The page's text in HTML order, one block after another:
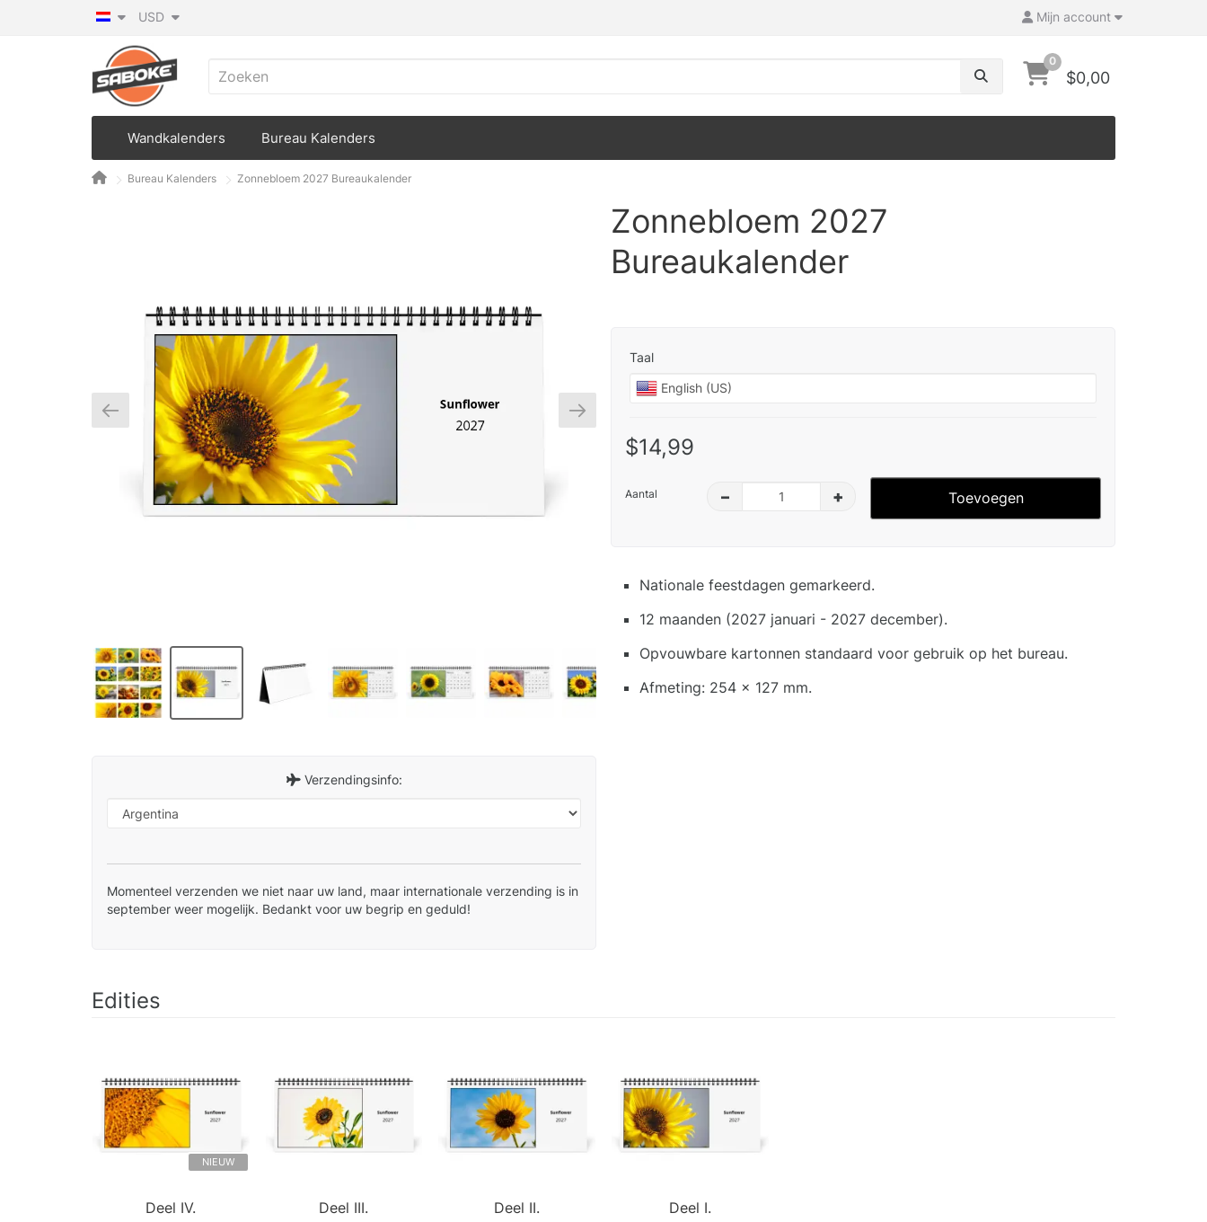
Mijn account
USD
0
$0,00
Wandkalenders Bureau Kalenders
Bureau Kalenders Zonnebloem 2027 Bureaukalender
Verzendingsinfo:
Momenteel verzenden we niet naar uw land, maar internationale verzending is in
september weer mogelijk. Bedankt voor uw begrip en geduld!
Zonnebloem 2027
Bureaukalender
Taal
$14,99
Aantal – + Toevoegen
Nationale feestdagen gemarkeerd.
12 maanden (2027 januari - 2027 december).
Opvouwbare kartonnen standaard voor gebruik op het bureau.
Afmeting: 254 x 127 mm.
Edities
NIEUW
Deel IV. Deel III. Deel II. Deel I.